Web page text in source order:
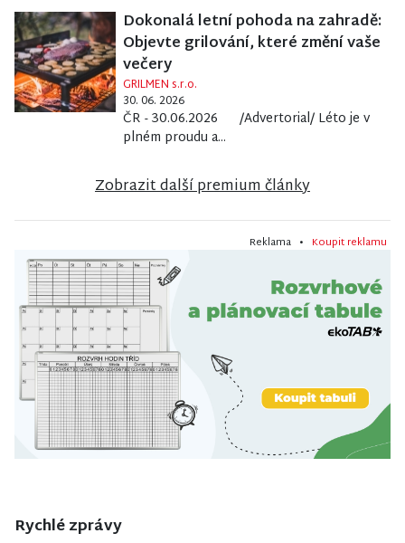
Dokonalá letní pohoda na zahradě:
Objevte grilování, které změní vaše
večery
GRILMEN s.r.o.
30. 06. 2026
ČR - 30.06.2026 /Advertorial/ Léto je v
plném proudu a...
Zobrazit další premium články
Reklama • Koupit reklamu
Rychlé zprávy